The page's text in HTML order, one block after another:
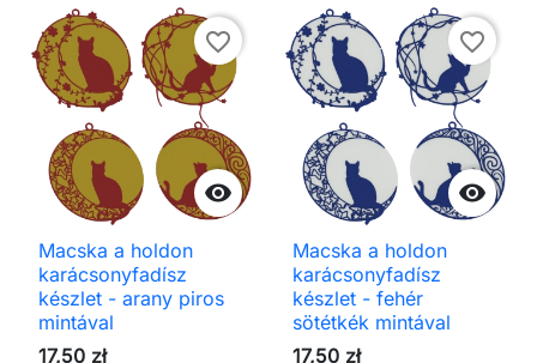

favorite_border
Macska a holdon
karácsonyfadísz
készlet - arany piros
mintával
17,50 zł

favorite_border
Macska a holdon
karácsonyfadísz
készlet - fehér
sötétkék mintával
17,50 zł